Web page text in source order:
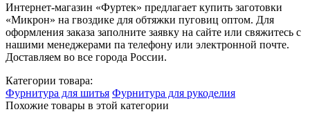
Интернет-магазин «Фуртек» предлагает купить заготовки
«Микрон» на гвоздике для обтяжки пуговиц оптом. Для
оформления заказа заполните заявку на сайте или свяжитесь с
нашими менеджерами па телефону или электронной почте.
Доставляем во все города России.
Категории товара:
Фурнитура для шитья Фурнитура для рукоделия
Похожие товары в этой категории